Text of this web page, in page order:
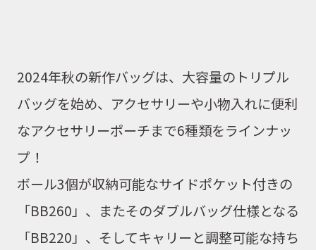
2024年秋の新作バッグは、 大容量のトリプル
バッグを始め、アクセサリーや小物入れに便利
なアクセサリーポーチまで6種類をラインナッ
プ！
ボール3個が収納可能なサイドポケット付きの
「BB260」 、またそのダブルバッグ仕様となる
「BB220」 、そしてキャリーと調整可能な持ち